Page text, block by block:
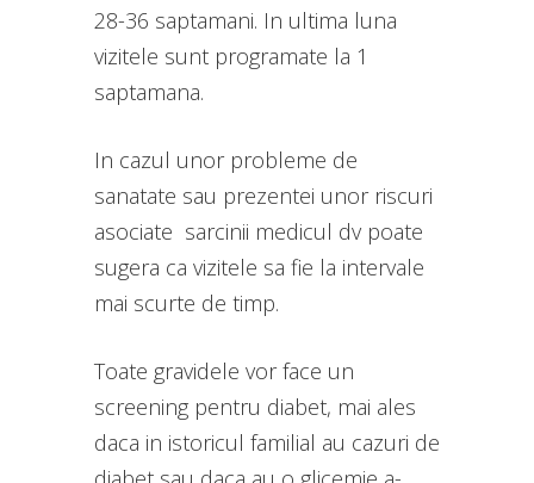
28-36 saptamani. In ultima luna
vizitele sunt programate la 1
saptamana.
In cazul unor probleme de
sanatate sau prezentei unor riscuri
asociate sarcinii medicul dv poate
sugera ca vizitele sa fie la intervale
mai scurte de timp.
Toate gravidele vor face un
screening pentru diabet, mai ales
daca in istoricul familial au cazuri de